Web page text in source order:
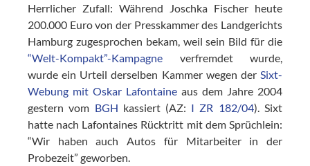
Herrlicher Zufall: Während Joschka Fischer heute
200.000 Euro von der Presskammer des Landgerichts
Hamburg zugesprochen bekam, weil sein Bild für die
“Welt-Kompakt”-Kampagne verfremdet wurde,
wurde ein Urteil derselben Kammer wegen der Sixt-
Webung mit Oskar Lafontaine aus dem Jahre 2004
gestern vom BGH kassiert (AZ: I ZR 182/04). Sixt
hatte nach Lafontaines Rücktritt mit dem Sprüchlein:
“Wir haben auch Autos für Mitarbeiter in der
Probezeit” geworben.